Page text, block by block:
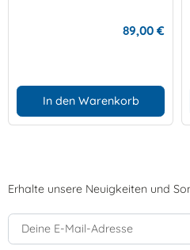
89,00 €
In den Warenkorb
Erhalte unsere Neuigkeiten und